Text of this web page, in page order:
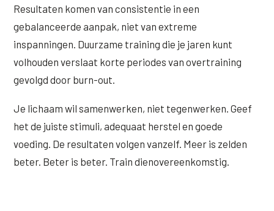
Resultaten komen van consistentie in een
gebalanceerde aanpak, niet van extreme
inspanningen. Duurzame training die je jaren kunt
volhouden verslaat korte periodes van overtraining
gevolgd door burn-out.
Je lichaam wil samenwerken, niet tegenwerken. Geef
het de juiste stimuli, adequaat herstel en goede
voeding. De resultaten volgen vanzelf. Meer is zelden
beter. Beter is beter. Train dienovereenkomstig.